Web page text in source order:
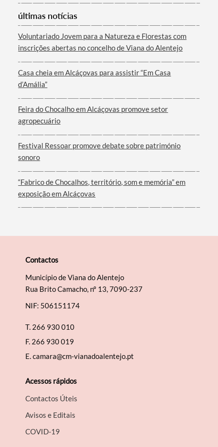
Categorias gerais
Filtros
últimas notícias
Voluntariado Jovem para a Natureza e Florestas com
inscrições abertas no concelho de Viana do Alentejo
Casa cheia em Alcáçovas para assistir “Em Casa
d’Amália”
Feira do Chocalho em Alcáçovas promove setor
agropecuário
Festival Ressoar promove debate sobre património
sonoro
“Fabrico de Chocalhos, território, som e memória” em
exposição em Alcáçovas
Contactos
Município de Viana do Alentejo
Rua Brito Camacho, nº 13, 7090-237
NIF: 506151174
T. 266 930 010
F. 266 930 019
E.camara@cm-vianadoalentejo.pt
Acessos rápidos
Contactos Úteis
Avisos e Editais
COVID-19